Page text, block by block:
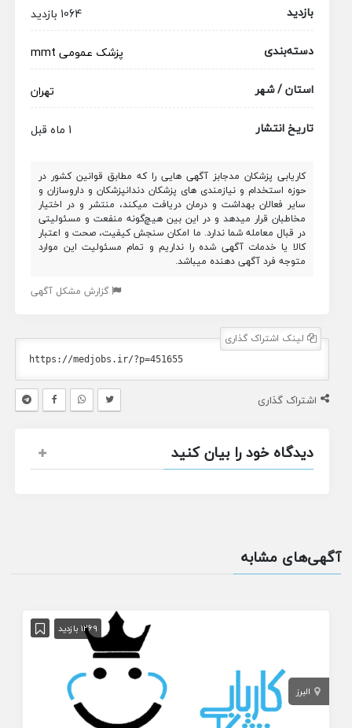
بازدید
1064 بازدید
دسته‌بندی
پزشک عمومی mmt
استان / شهر
تهران
تاریخ انتشار
1 ماه قبل
کاریابی پزشکان مدجابز آگهی هایی را که مطابق قوانین کشور در
حوزه استخدام و نیازمندی های پزشکان دندانپزشکان و داروسازان و
سایر فعالان بهداشت و درمان دریافت میکند، منتشر و در اختیار
مخاطبان قرار میدهد و در این بین هیچ‌گونه منفعت و مسئولیتی
در قبال معامله شما ندارد. ما امکان سنجش کیفیت، صحت و اعتبار
کالا یا خدمات آگهی شده را نداریم و تمام مسئولیت این موارد
متوجه فرد آگهی دهنده میباشد.
گزارش مشکل آگهی
لینک اشتراک گذاری
اشتراک گذاری
دیدگاه خود را بیان کنید
آگهی‌های مشابه
1269 بازدید
البرز